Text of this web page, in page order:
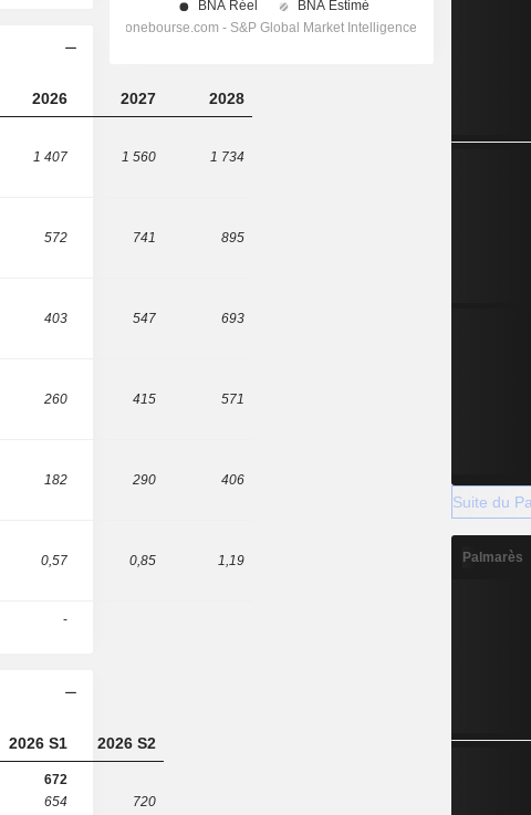
2026 2027 2028
1 407 1 560 1 734
572 741 895
403 547 693
260 415 571
182 290 406
0,57 0,85 1,19
-
2026 S1 2026 S2
672
654
720
Suite du
Palmarès